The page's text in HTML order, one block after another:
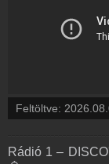
Feltöltve:
Rádió 1 –